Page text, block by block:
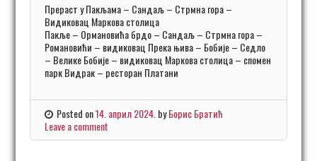
Прераст у Пакљама – Сандаљ – Стрмна гора –
Видиковац Маркова столица
Пакље – Ормановића брдо – Сандаљ – Стрмна гора –
Романовићи – видиковац Прека њива – Бобије – Седло
– Велике Бобије – видиковац Маркова столица – спомен
парк Видрак – ресторан Платани
Posted on14. април 2024. byБорис Братић
Leave a comment